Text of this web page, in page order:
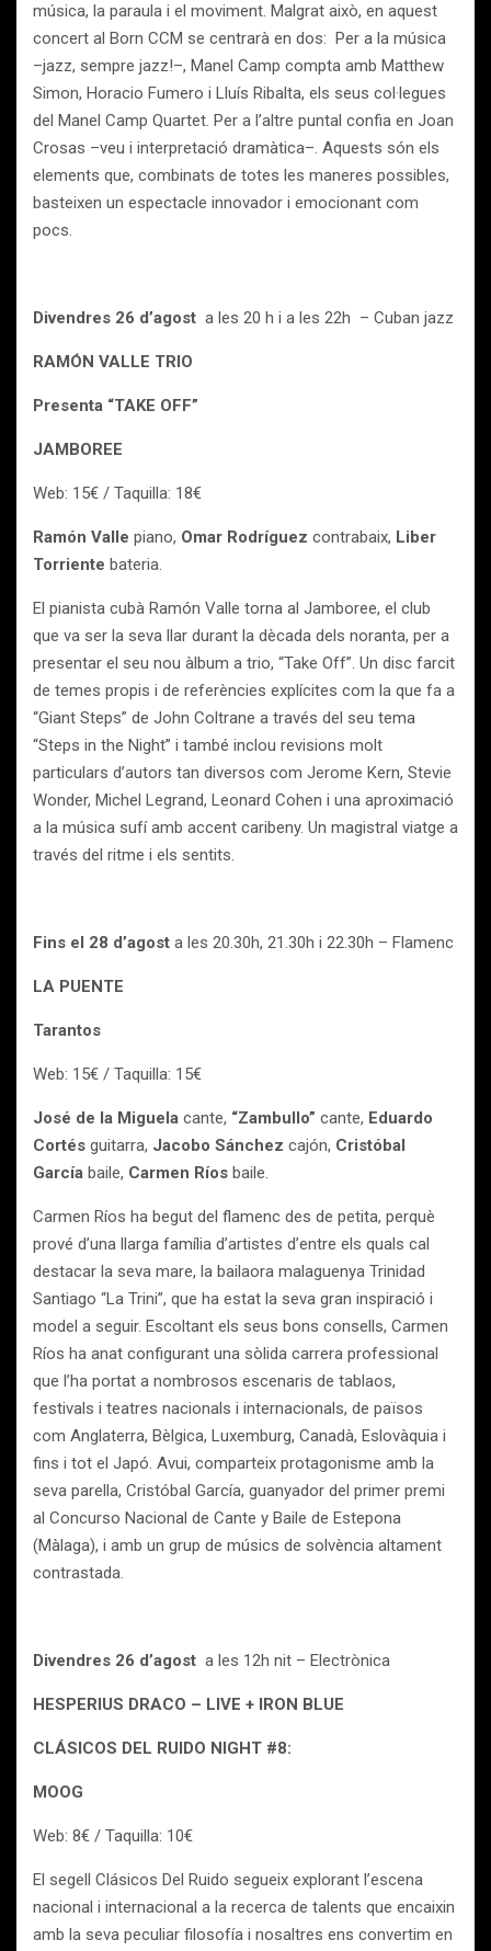
música, la paraula i el moviment. Malgrat això, en aquest
concert al Born CCM se centrarà en dos: Per a la música
–jazz, sempre jazz!–, Manel Camp compta amb Matthew
Simon, Horacio Fumero i Lluís Ribalta, els seus col·legues
del Manel Camp Quartet. Per a l’altre puntal confia en Joan
Crosas –veu i interpretació dramàtica–. Aquests són els
elements que, combinats de totes les maneres possibles,
basteixen un espectacle innovador i emocionant com
pocs.
Divendres 26 d’agost a les 20 h i a les 22h – Cuban jazz
RAMÓN VALLE TRIO
Presenta “TAKE OFF”
JAMBOREE
Web: 15€ / Taquilla: 18€
Ramón Valle piano, Omar Rodríguez contrabaix, Liber
Torriente bateria.
El pianista cubà Ramón Valle torna al Jamboree, el club
que va ser la seva llar durant la dècada dels noranta, per a
presentar el seu nou àlbum a trio, “Take Off”. Un disc farcit
de temes propis i de referències explícites com la que fa a
“Giant Steps” de John Coltrane a través del seu tema
“Steps in the Night” i també inclou revisions molt
particulars d’autors tan diversos com Jerome Kern, Stevie
Wonder, Michel Legrand, Leonard Cohen i una aproximació
a la música sufí amb accent caribeny. Un magistral viatge a
través del ritme i els sentits.
Fins el 28 d’agost a les 20.30h, 21.30h i 22.30h – Flamenc
LA PUENTE
Tarantos
Web: 15€ / Taquilla: 15€
José de la Miguela cante, “Zambullo” cante, Eduardo
Cortés guitarra, Jacobo Sánchez cajón, Cristóbal
García baile, Carmen Ríos baile.
Carmen Ríos ha begut del flamenc des de petita, perquè
prové d’una llarga família d’artistes d’entre els quals cal
destacar la seva mare, la bailaora malaguenya Trinidad
Santiago “La Trini”, que ha estat la seva gran inspiració i
model a seguir. Escoltant els seus bons consells, Carmen
Ríos ha anat configurant una sòlida carrera professional
que l’ha portat a nombrosos escenaris de tablaos,
festivals i teatres nacionals i internacionals, de països
com Anglaterra, Bèlgica, Luxemburg, Canadà, Eslovàquia i
fins i tot el Japó. Avui, comparteix protagonisme amb la
seva parella, Cristóbal García, guanyador del primer premi
al Concurso Nacional de Cante y Baile de Estepona
(Màlaga), i amb un grup de músics de solvència altament
contrastada.
Divendres 26 d’agost a les 12h nit – Electrònica
HESPERIUS DRACO – LIVE + IRON BLUE
CLÁSICOS DEL RUIDO NIGHT #8:
MOOG
Web: 8€ / Taquilla: 10€
El segell Clásicos Del Ruido segueix explorant l’escena
nacional i internacional a la recerca de talents que encaixin
amb la seva peculiar filosofía i nosaltres ens convertim en